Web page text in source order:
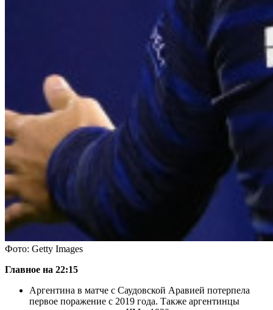
Фото: Getty Images
Главное на 22:15
Аргентина в матче с Саудовской Аравией потерпела
первое поражение с 2019 года. Также аргентинцы